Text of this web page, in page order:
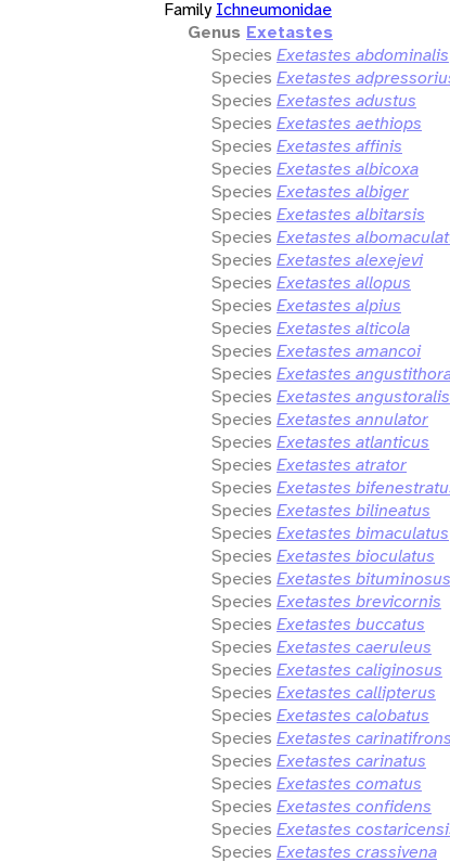
Family Ichneumonidae
Genus Exetastes
Species Exetastes abdominalis
Species Exetastes
Species Exetastes adustus
Species Exetastes aethiops
Species Exetastes affinis
Species Exetastes albicoxa
Species Exetastes albiger
Species Exetastes albitarsis
Species Exetastes
Species Exetastes alexejevi
Species Exetastes allopus
Species Exetastes alpius
Species Exetastes alticola
Species Exetastes amancoi
Species Exetastes
Species Exetastes angustoralis
Species Exetastes annulator
Species Exetastes atlanticus
Species Exetastes atrator
Species Exetastes
Species Exetastes bilineatus
Species Exetastes bimaculatus
Species Exetastes bioculatus
Species Exetastes bituminosus
Species Exetastes brevicornis
Species Exetastes buccatus
Species Exetastes caeruleus
Species Exetastes caliginosus
Species Exetastes callipterus
Species Exetastes calobatus
Species Exetastes carinatifrons
Species Exetastes carinatus
Species Exetastes comatus
Species Exetastes confidens
Species Exetastes
Species Exetastes crassivena